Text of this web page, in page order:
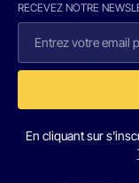
RECEVEZ NOTRE
En cliquant sur